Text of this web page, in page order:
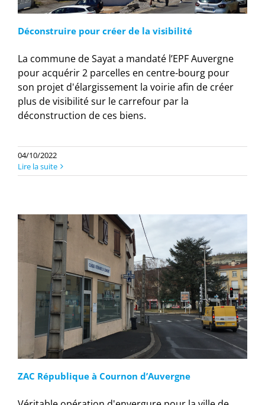
Déconstruire pour créer de la visibilité
La commune de Sayat a mandaté l’EPF Auvergne
pour acquérir 2 parcelles en centre-bourg pour
son projet d'élargissement la voirie afin de créer
plus de visibilité sur le carrefour par la
déconstruction de ces biens.
04/10/2022
Lire la suite
ZAC République à Cournon d’Auvergne